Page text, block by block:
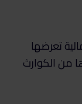
تعرضها
من الكوارث